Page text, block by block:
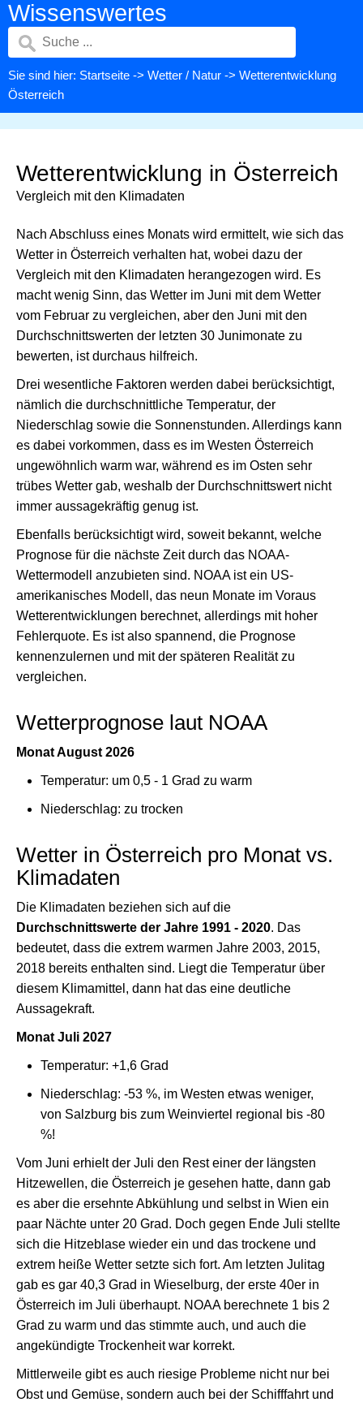
Wissenswertes
Sie sind hier: Startseite -> Wetter / Natur -> Wetterentwicklung
Österreich
Wetterentwicklung in Österreich
Vergleich mit den Klimadaten
Nach Abschluss eines Monats wird ermittelt, wie sich das
Wetter in Österreich verhalten hat, wobei dazu der
Vergleich mit den Klimadaten herangezogen wird. Es
macht wenig Sinn, das Wetter im Juni mit dem Wetter
vom Februar zu vergleichen, aber den Juni mit den
Durchschnittswerten der letzten 30 Junimonate zu
bewerten, ist durchaus hilfreich.
Drei wesentliche Faktoren werden dabei berücksichtigt,
nämlich die durchschnittliche Temperatur, der
Niederschlag sowie die Sonnenstunden. Allerdings kann
es dabei vorkommen, dass es im Westen Österreich
ungewöhnlich warm war, während es im Osten sehr
trübes Wetter gab, weshalb der Durchschnittswert nicht
immer aussagekräftig genug ist.
Ebenfalls berücksichtigt wird, soweit bekannt, welche
Prognose für die nächste Zeit durch das NOAA-
Wettermodell anzubieten sind. NOAA ist ein US-
amerikanisches Modell, das neun Monate im Voraus
Wetterentwicklungen berechnet, allerdings mit hoher
Fehlerquote. Es ist also spannend, die Prognose
kennenzulernen und mit der späteren Realität zu
vergleichen.
Wetterprognose laut NOAA
Monat August 2026
Temperatur: um 0,5 - 1 Grad zu warm
Niederschlag: zu trocken
Wetter in Österreich pro Monat vs.
Klimadaten
Die Klimadaten beziehen sich auf die
Durchschnittswerte der Jahre 1991 - 2020. Das
bedeutet, dass die extrem warmen Jahre 2003, 2015,
2018 bereits enthalten sind. Liegt die Temperatur über
diesem Klimamittel, dann hat das eine deutliche
Aussagekraft.
Monat Juli 2027
Temperatur: +1,6 Grad
Niederschlag: -53 %, im Westen etwas weniger,
von Salzburg bis zum Weinviertel regional bis -80
%!
Vom Juni erhielt der Juli den Rest einer der längsten
Hitzewellen, die Österreich je gesehen hatte, dann gab
es aber die ersehnte Abkühlung und selbst in Wien ein
paar Nächte unter 20 Grad. Doch gegen Ende Juli stellte
sich die Hitzeblase wieder ein und das trockene und
extrem heiße Wetter setzte sich fort. Am letzten Julitag
gab es gar 40,3 Grad in Wieselburg, der erste 40er in
Österreich im Juli überhaupt. NOAA berechnete 1 bis 2
Grad zu warm und das stimmte auch, und auch die
angekündigte Trockenheit war korrekt.
Mittlerweile gibt es auch riesige Probleme nicht nur bei
Obst und Gemüse, sondern auch bei der Schifffahrt und